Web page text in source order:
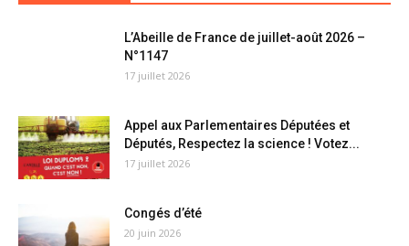
L’Abeille de France de juillet-août 2026 –
N°1147
17 juillet 2026
Appel aux Parlementaires Députées et
Députés, Respectez la science ! Votez...
17 juillet 2026
Congés d’été
20 juin 2026